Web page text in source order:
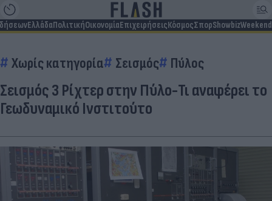
ΕλλάδαΠολιτικήΟικονομίαΕπιχειρήσειςΚόσμοςΣπορShowbizWeekend
Χωρίς κατηγορία Σεισμός Πύλος
Σεισμός 3 Ρίχτερ στην Πύλο-Τι αναφέρει το
Γεωδυναμικό Ινστιτούτο